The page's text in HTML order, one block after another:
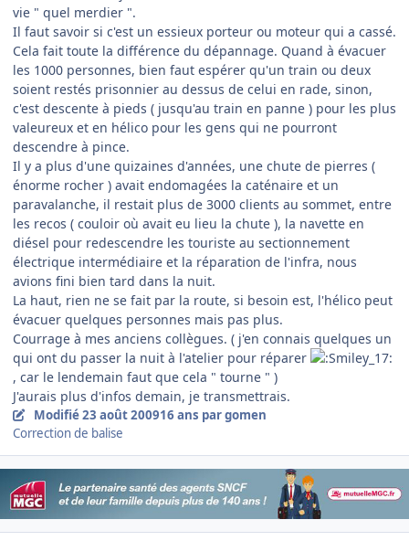
vie " quel merdier ".
Il faut savoir si c'est un essieux porteur ou moteur qui a cassé.
Cela fait toute la différence du dépannage. Quand à évacuer
les 1000 personnes, bien faut espérer qu'un train ou deux
soient restés prisonnier au dessus de celui en rade, sinon,
c'est descente à pieds ( jusqu'au train en panne ) pour les plus
valeureux et en hélico pour les gens qui ne pourront
descendre à pince.
Il y a plus d'une quizaines d'années, une chute de pierres (
énorme rocher ) avait endomagées la caténaire et un
paravalanche, il restait plus de 3000 clients au sommet, entre
les recos ( couloir où avait eu lieu la chute ), la navette en
diésel pour redescendre les touriste au sectionnement
électrique intermédiaire et la réparation de l'infra, nous
avions fini bien tard dans la nuit.
La haut, rien ne se fait par la route, si besoin est, l'hélico peut
évacuer quelques personnes mais pas plus.
Courrage à mes anciens collègues. ( j'en connais quelques un
qui ont du passer la nuit à l'atelier pour réparer
, car le lendemain faut que cela " tourne " )
J'aurais plus d'infos demain, je transmettrais.
Modifié23 août 200916 ans par gomen
Correction de balise